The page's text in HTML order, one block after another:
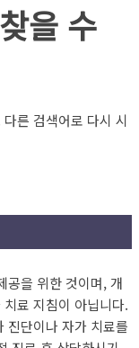
을 수
른 검색어로 다시 시
공을 위한 것이며, 개
료 지침이 아닙니다.
진단이나 자가 치료를